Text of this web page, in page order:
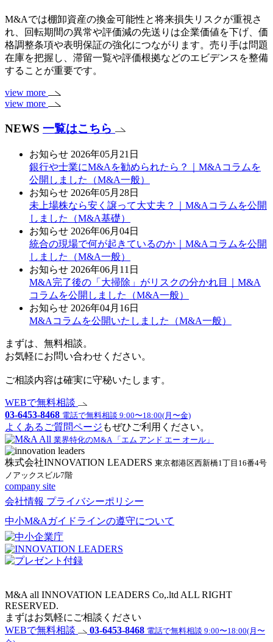
M&Aでは棚卸資産の換金可能性と将来損失リスクが重視さ
れ、回転期間の異常や評価減の先送りは企業価値を下げ、価
格調整条項や表明保証の強化につながります。売り手は問題
在庫を把握し、滞留一覧や評価根拠などのエビデンスを整備
することが重要です。
view more
view more
NEWS 一覧はこちら
お知らせ 2026年05月21日
銀行や士業にM&Aを勧められたら？｜M&Aコラムを
公開しました（M&A一般）
お知らせ 2026年05月28日
未上場株なら安く譲って大丈夫？｜M&Aコラムを公開
しました（M&A基礎）
お知らせ 2026年06月04日
統合の現場で何が起きているのか｜M&Aコラムを公開
しました（M&A一般）
お知らせ 2026年06月11日
M&A完了後の「大掃除」がリスクの分かれ目｜M&A
コラムを公開しました（M&A一般）
お知らせ 2026年04月16日
M&Aコラムを公開いたしました（M&A一般）
まずは、無料相談。
お気軽にお問い合わせください。
ご相談内容は確実に守秘いたします。
WEBで無料相談
03-6453-8468 電話で無料相談 9:00〜18:00(月〜金)
よくあるご質問ページ もぜひご利用ください。
業界特化のM&A 「エム アンド エー オール」
株式会社INNOVATION LEADERS 東京都港区西新橋1丁目16番4号
ノアックスビル7階
company site
会社情報 プライバシーポリシー
中小M&Aガイドラインの遵守について
M&A all INNOVATION LEADERS Co,.ltd ALL RIGHT
RESERVED.
まずはお気軽にご相談ください
WEBで無料相談
03-6453-8468 電話で無料相談 9:00〜18:00(月〜